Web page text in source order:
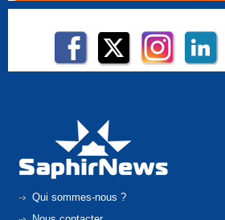
Qui sommes-nous ?